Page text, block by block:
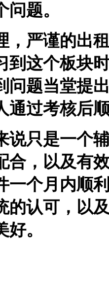
题。
，严谨的出
到这个板块
问题当堂提
通过考核后
说只是一个
合，以及有
一个月内顺
的认可，以
。